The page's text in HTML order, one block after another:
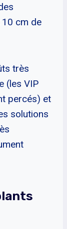
cm de
très
(les VIP
percés) et
solutions